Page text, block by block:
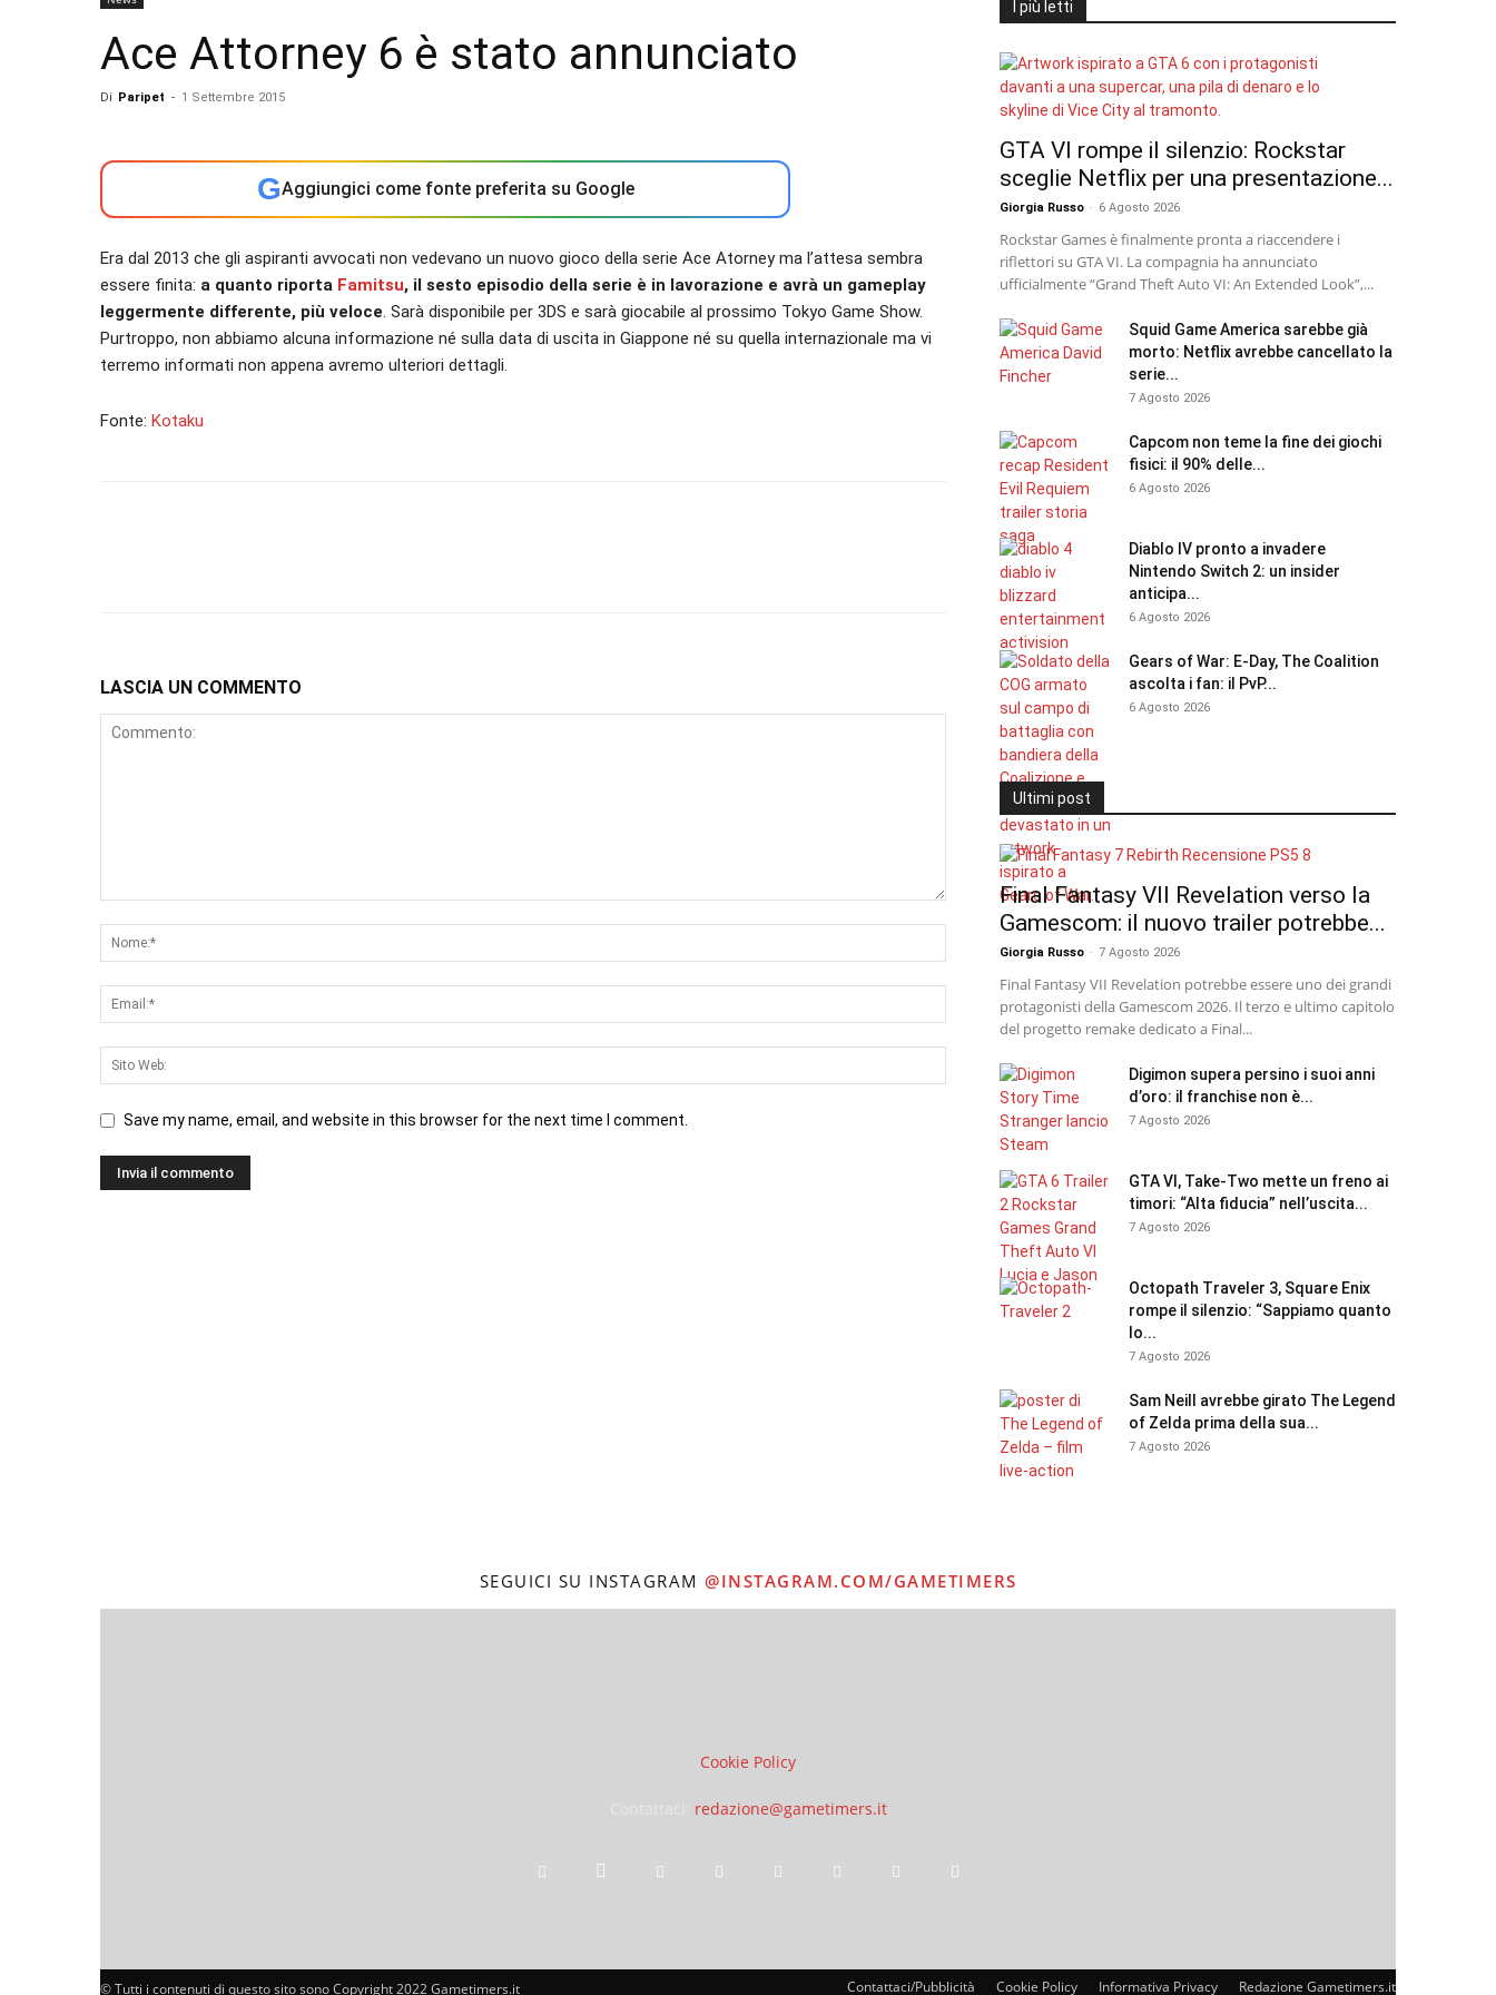
Ace Attorney 6 è stato annunciato
Di Paripet - 1 Settembre 2015
GAggiungici come fonte preferita su Google
Era dal 2013 che gli aspiranti avvocati non vedevano un nuovo gioco della serie Ace Atorney ma l’attesa sembra
essere finita: a quanto riporta Famitsu, il sesto episodio della serie è in lavorazione e avrà un gameplay
leggermente differente, più veloce. Sarà disponibile per 3DS e sarà giocabile al prossimo Tokyo Game Show.
Purtroppo, non abbiamo alcuna informazione né sulla data di uscita in Giappone né su quella internazionale ma vi
terremo informati non appena avremo ulteriori dettagli.
Fonte: Kotaku
LASCIA UN COMMENTO
Save my name, email, and website in this browser for the next time I comment.
I più letti
GTA VI rompe il silenzio: Rockstar
sceglie Netflix per una presentazione...
Giorgia Russo - 6 Agosto 2026
Rockstar Games è finalmente pronta a riaccendere i
riflettori su GTA VI. La compagnia ha annunciato
ufficialmente “Grand Theft Auto VI: An Extended Look”,...
Squid Game America sarebbe già
morto: Netflix avrebbe cancellato la
serie...
7 Agosto 2026
Capcom non teme la fine dei giochi
fisici: il 90% delle...
6 Agosto 2026
Diablo IV pronto a invadere
Nintendo Switch 2: un insider
anticipa...
6 Agosto 2026
Gears of War: E-Day, The Coalition
ascolta i fan: il PvP...
6 Agosto 2026
Ultimi post
Final Fantasy VII Revelation verso la
Gamescom: il nuovo trailer potrebbe...
Giorgia Russo - 7 Agosto 2026
Final Fantasy VII Revelation potrebbe essere uno dei grandi
protagonisti della Gamescom 2026. Il terzo e ultimo capitolo
del progetto remake dedicato a Final...
Digimon supera persino i suoi anni
d’oro: il franchise non è...
7 Agosto 2026
GTA VI, Take-Two mette un freno ai
timori: “Alta fiducia” nell’uscita...
7 Agosto 2026
Octopath Traveler 3, Square Enix
rompe il silenzio: “Sappiamo quanto
lo...
7 Agosto 2026
Sam Neill avrebbe girato The Legend
of Zelda prima della sua...
7 Agosto 2026
SEGUICI SU INSTAGRAM @INSTAGRAM.COM/GAMETIMERS
Cookie Policy
redazione@gametimers.it
Contattaci/Pubblicità Cookie Policy Informativa Privacy Redazione Gametimers.it
© Tutti i contenuti di questo sito sono Copyright 2022 Gametimers.it